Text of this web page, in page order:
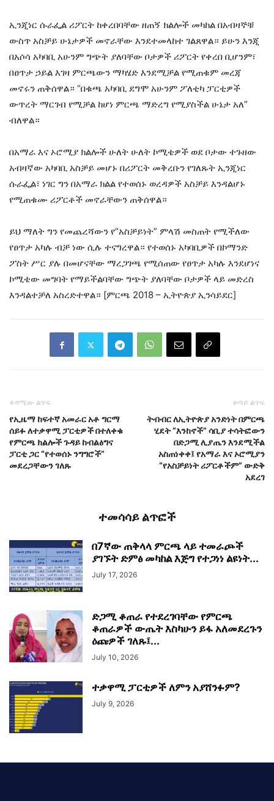
ኢንጂነር ሱራፌል ሪፖርት ከቀረበባቸው ዘጠኝ ክልሎች መካከል በአብዛኞቹ
ውስጥ አስቻይ ሁኔታዎች መኖራቸው እንደተመላከተ ገልጸዋል። ይሁን እንጂ
በአሶሳ አካባቢ አሁንም ግጭት ያለባቸው ቦታዎች ሪፖርት የቀረበ ቢሆንም፣
በፀጥታ ኃይል እገዛ ምርጫውን ማካሄድ እንደሚቻል የሚጠቁም መረጃ
መኖሩን ጠቅሰዋል። “በቁጫ አካባቢ ደግሞ አሁንም ፖለቲካ ፓርቲዎች
ውጥረት ማርገብ የሚቻል ከሆነ ምርጫ ማድረግ የሚያስችል ሁኔታ አለ”
ብለዋል።
በአማራ እና ኦሮሚያ ክልሎች ሁለት ሁለት ኮሚቴዎች ወደ ቦታው ተጉዘው
አብዛኛው አካባቢ አስቻይ መሆኑ በሪፖርት መቅረቡን የገለጹት ኢንጂነር
ሱራፌል፣ ነገር ግን በአማራ ክልል የተወሰኑ ወረዳዎች አስቻይ እንዳልሆኑ
የሚጠቁሙ ሪፖርቶች መኖራቸውን ጠቅሰዋል።
ይህ ማለት ግን የመጨረሻውን የ“አስቻይነት” ምላሽ መስጠት የሚችለው
የፀጥታ አካሉ ብቻ ነው ሲሉ ተናግረዋል። የተወሰኑ አካባቢዎች በኮማንድ
ፖስት ሥር ያሉ በመሆናቸው ማረጋገጫ የሚሰጠው የፀጥታ አካሉ እንደሆነና
ኮሚቴው መግባት የማይችልባቸው ግጭት ያለባቸው ቦታዎች ላይ መድረስ
እንዳልተቻለ አስረድተዋል። [ምርጫ 2018 – ኢትዮጵያ ኢንሳይደር]
ቀዳሚው ልጥፍ
የኢዜማ ከፍተኛ አመራር አቶ ግርማ
ሰይፉ ለተቃዋሚ ፓርቲዎች በተለቀቁ
የምርጫ ክልሎች ጉዳይ ከብልፅግና
ፓርቲ ጋር “የተወሰኑ ንግግሮች”
መደረጋቸውን ገለጹ
ቀጣይ ልጥፍ
ትብብር ለኢትዮጵያ አንድነት በምርጫ
ሂደት “እንከኖች” ሳቢያ ተሳትፎውን
በድጋሚ ሊያጤን እንደሚችል
አስጠነቀቀ፤ የአማራ እና ኦሮሚያን
“የአስቻይነት ሪፖርቶችም” ውድቅ
አደረገ
ተመሳሳይ ልጥፎች
በ7ኛው ጠቅላላ ምርጫ ላይ ተመራጮች
ያገኙት ድምፅ መካከል እጅግ የተጋነነ ልዩነት...
July 17, 2026
ድጋሚ ቆጠራ የተደረገባቸው የምርጫ
ቆጠራዎች ውጤት እስካሁን ይፋ አለመደረጉን
ዕጩዎች ገለጹ፤...
July 10, 2026
ተቃዋሚ ፓርቲዎች ለምን አያሸንፉም?
July 9, 2026